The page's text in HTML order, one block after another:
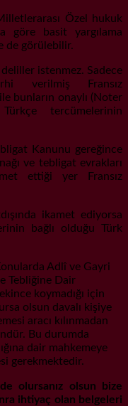
Özel hukuk
göre basit yargılama
de görülebilir.
istenmez. Sadece
verilmiş Fransız
bunların onaylı (Noter
tercümelerinin
Kanunu gereğince
ve tebligat evrakları
ettiği yer Fransız
ikamet ediyorsa
bağlı olduğu Türk
Adlî ve Gayri
Tebliğine Dair
koymadığı için
olsun davalı kişiye
aracı kılınmadan
Bu durumda
dair mahkemeye
gerekmektedir.
olursanız olsun bize
ihtiyaç olan belgeleri